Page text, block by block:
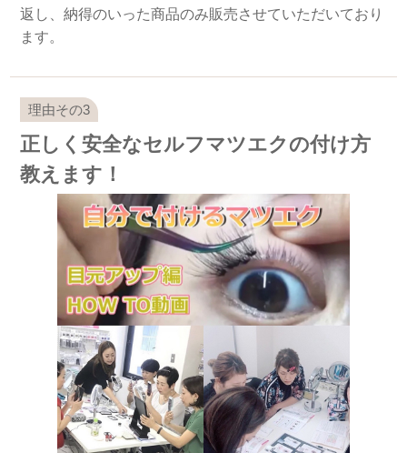
返し、納得のいった商品のみ販売させていただいており
ます。
正しく安全なセルフマツエクの付け方
教えます！